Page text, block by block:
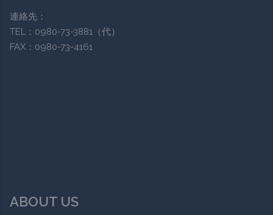
連絡先：
TEL：0980-73-3881（代）
FAX：0980-73-4161
ABOUT US